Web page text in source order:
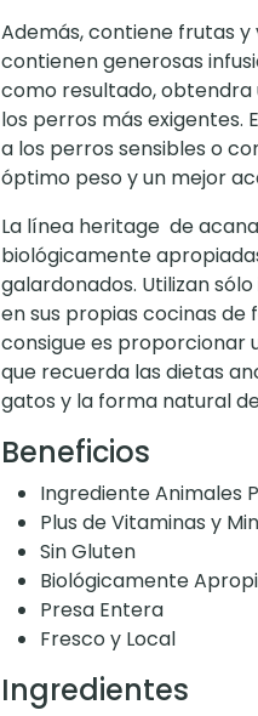
Además, contiene frutas
contienen generosas
como resultado,
los perros más exigentes.
a los perros sensibles o
óptimo peso y un mejor
La línea heritage de
biológicamente
galardonados. Utilizan
en sus propias cocinas de
consigue es proporcionar
que recuerda las dietas
gatos y la forma natural
Beneficios
Ingrediente Animales
Plus de Vitaminas y
Sin Gluten
Biológicamente
Presa Entera
Fresco y Local
Ingredientes